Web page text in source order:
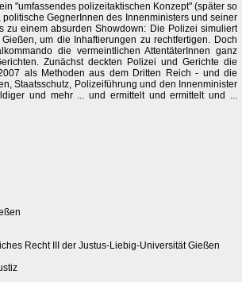
"umfassendes polizeitaktischen Konzept" (später so
GegnerInnen des Innenministers und seiner
zu einem absurden Showdown: Die Polizei simuliert
um die Inhaftierungen zu rechtfertigen. Doch
die vermeintlichen AttentäterInnen ganz
Zunächst deckten Polizei und Gerichte die
als Methoden aus dem Dritten Reich - und die
Staatsschutz, Polizeiführung und den Innenminister
und mehr ... und ermittelt und ermittelt und ...
Recht III der Justus-Liebig-Universität Gießen